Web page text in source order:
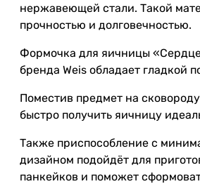
нержавеющей стали. Такой
прочностью и долговечностью.
Формочка для яичницы
бренда Weis обладает гладкой
Поместив предмет на
быстро получить яичницу
Также приспособление с
дизайном подойдёт для
панкейков и поможет